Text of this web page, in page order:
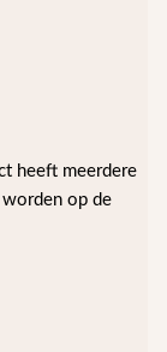
heeft meerdere
op de